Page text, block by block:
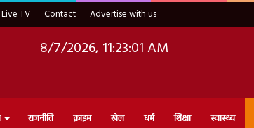
Live TV Contact Advertise with us
8/7/2026, 11:23:02 AM
राजनीति क्राइम खेल धर्म शिक्षा स्वास्थ्य